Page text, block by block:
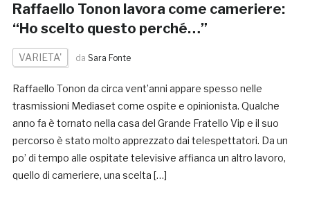
Raffaello Tonon lavora come cameriere:
“Ho scelto questo perché…”
VARIETA' da Sara Fonte
Raffaello Tonon da circa vent’anni appare spesso nelle
trasmissioni Mediaset come ospite e opinionista. Qualche
anno fa è tornato nella casa del Grande Fratello Vip e il suo
percorso è stato molto apprezzato dai telespettatori. Da un
po’ di tempo alle ospitate televisive affianca un altro lavoro,
quello di cameriere, una scelta […]